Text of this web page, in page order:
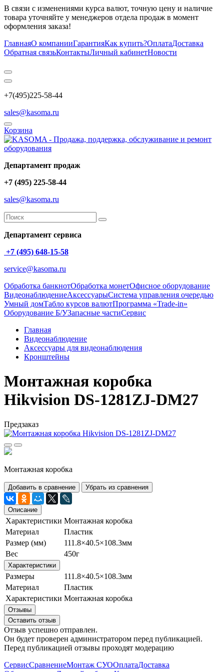
В связи с изменениями курса валют, точную цену и наличие
товара уточняйте у менеджеров отдела продаж в момент
оформления заказа!
ГлавнаяО компанииГарантияКак купить?ОплатаДоставка
Обратная связьКонтактыЛичный кабинетНовости
+7(495)225-58-44
sales@kasoma.ru
Корзина
Департамент продаж
+7 (495) 225-58-44
sales@kasoma.ru
Департамент сервиса
+7 (495) 648-15-58
service@kasoma.ru
Обработка банкнотОбработка монетОфисное оборудование
ВидеонаблюдениеАксессуарыСистема управления очередью
Умный домТабло курсов валютПрограмма «Trade-in»
Оборудование Б/УЗапасные частиСервис
Главная
Видеонаблюдение
Аксессуары для видеонаблюдения
Кронштейны
Монтажная коробка
Hikvision DS-1281ZJ-DM27
Предзаказ
Монтажная коробка
Добавить в сравнение Убрать из сравнения
Описание
Характеристики Монтажная коробка
Материал
Пластик
Размер (мм)
111.8×40.5×108.3мм
Вес
450г
Характеристики
Размеры
111.8×40.5×108.3мм
Материал
Пластик
Характеристики Монтажная коробка
Отзывы
Оставить отзыв
Отзыв успешно отправлен.
Он будет проверен администратором перед публикацией.
Перед публикацией отзывы проходят модерацию
СервисСравнениеМонтаж СУООплатаДоставка